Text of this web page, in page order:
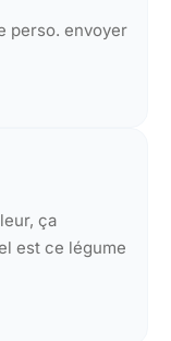
perso. envoyer
ça
est ce légume